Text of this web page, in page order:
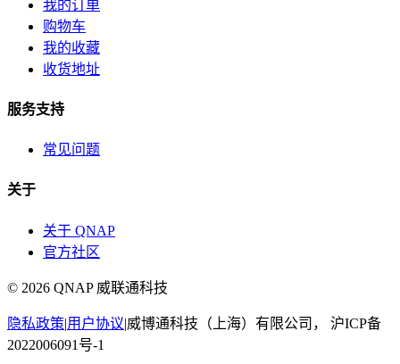
我的订单
购物车
我的收藏
收货地址
服务支持
常见问题
关于
关于 QNAP
官方社区
© 2026 QNAP 威联通科技
隐私政策|用户协议|威博通科技（上海）有限公司， 沪ICP备
2022006091号-1